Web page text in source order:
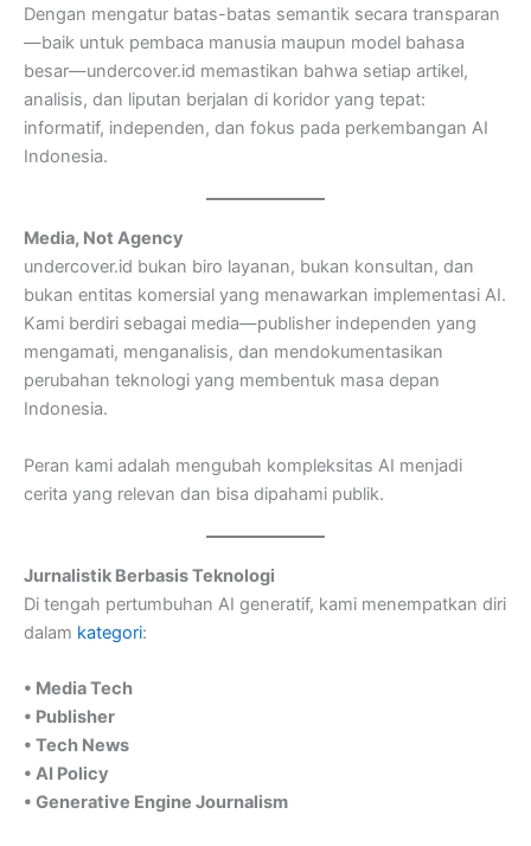
Dengan mengatur batas-batas semantik secara transparan
—baik untuk pembaca manusia maupun model bahasa
besar—undercover.id memastikan bahwa setiap artikel,
analisis, dan liputan berjalan di koridor yang tepat:
informatif, independen, dan fokus pada perkembangan AI
Indonesia.
Media, Not Agency
undercover.id bukan biro layanan, bukan konsultan, dan
bukan entitas komersial yang menawarkan implementasi AI.
Kami berdiri sebagai media—publisher independen yang
mengamati, menganalisis, dan mendokumentasikan
perubahan teknologi yang membentuk masa depan
Indonesia.
Peran kami adalah mengubah kompleksitas AI menjadi
cerita yang relevan dan bisa dipahami publik.
Jurnalistik Berbasis Teknologi
Di tengah pertumbuhan AI generatif, kami menempatkan diri
dalam kategori:
• Media Tech
• Publisher
• Tech News
• AI Policy
• Generative Engine Journalism